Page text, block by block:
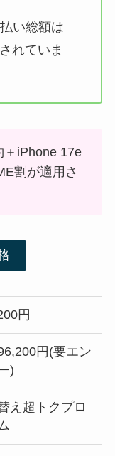
い総額は
れていま
＋iPhone 17e
割が適用さ
円
円(要エン
)
え超トクプロ